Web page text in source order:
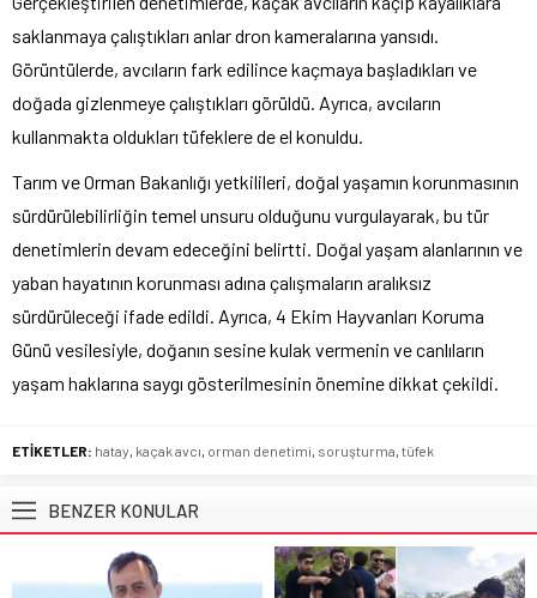
saklanmaya çalıştıkları anlar dron kameralarına yansıdı.
Görüntülerde, avcıların fark edilince kaçmaya başladıkları ve
doğada gizlenmeye çalıştıkları görüldü. Ayrıca, avcıların
kullanmakta oldukları tüfeklere de el konuldu.
Tarım ve Orman Bakanlığı yetkilileri, doğal yaşamın korunmasının
sürdürülebilirliğin temel unsuru olduğunu vurgulayarak, bu tür
denetimlerin devam edeceğini belirtti. Doğal yaşam alanlarının ve
yaban hayatının korunması adına çalışmaların aralıksız
sürdürüleceği ifade edildi. Ayrıca, 4 Ekim Hayvanları Koruma
Günü vesilesiyle, doğanın sesine kulak vermenin ve canlıların
yaşam haklarına saygı gösterilmesinin önemine dikkat çekildi.
ETİKETLER: hatay, kaçak avcı, orman denetimi, soruşturma, tüfek
BENZER KONULAR